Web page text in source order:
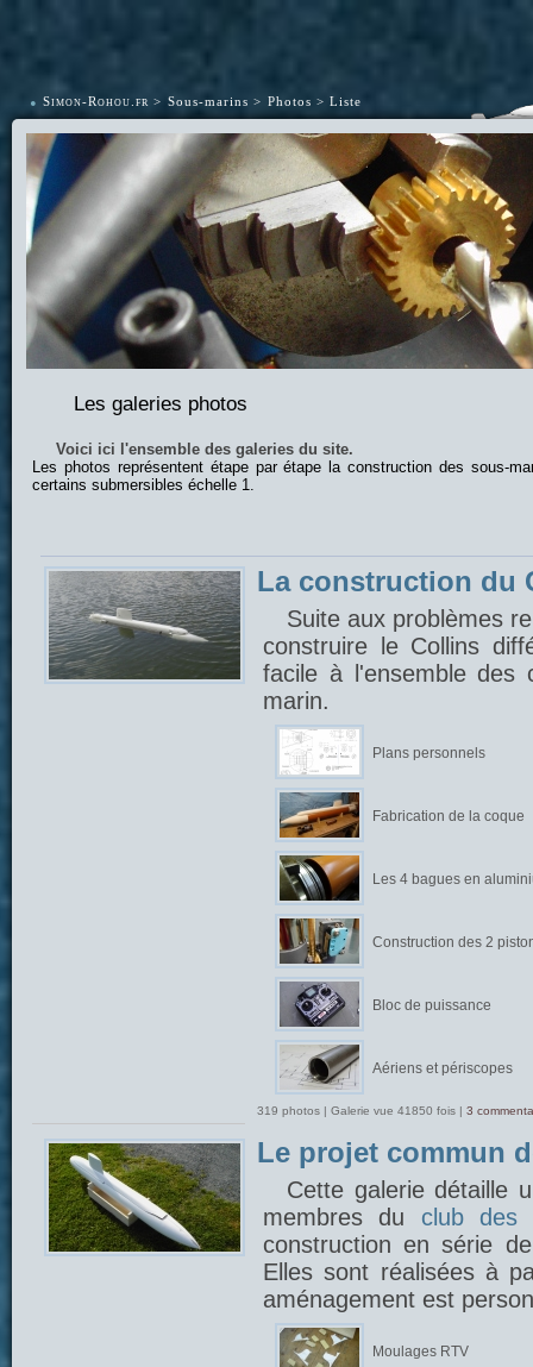
• Simon-Rohou.fr Sous-marins Photos Liste
Les galeries photos
Voici ici l'ensemble des galeries du site.
Les photos représentent étape par étape la construction des sous-
certains submersibles échelle 1.
La construction du
Suite aux problèmes
construire le Collins
facile à l'ensemble des
marin.
Plans personnels
Fabrication de la coque
Les 4 bagues en
Construction des 2
Bloc de puissance
Aériens et périscopes
319 photos | Galerie vue 41850 fois | 3
Le projet commun
Cette galerie détaille
membres du club des
construction en série
Elles sont réalisées à
aménagement est
Moulages RTV